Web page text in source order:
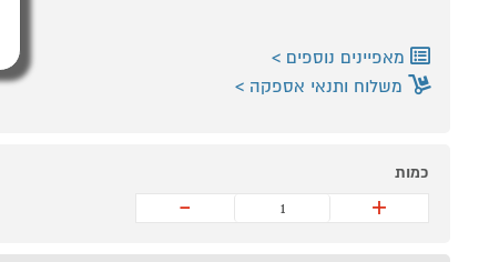
מאפיינים נוספים
משלוח ותנאי אספקה
כמות
+
-